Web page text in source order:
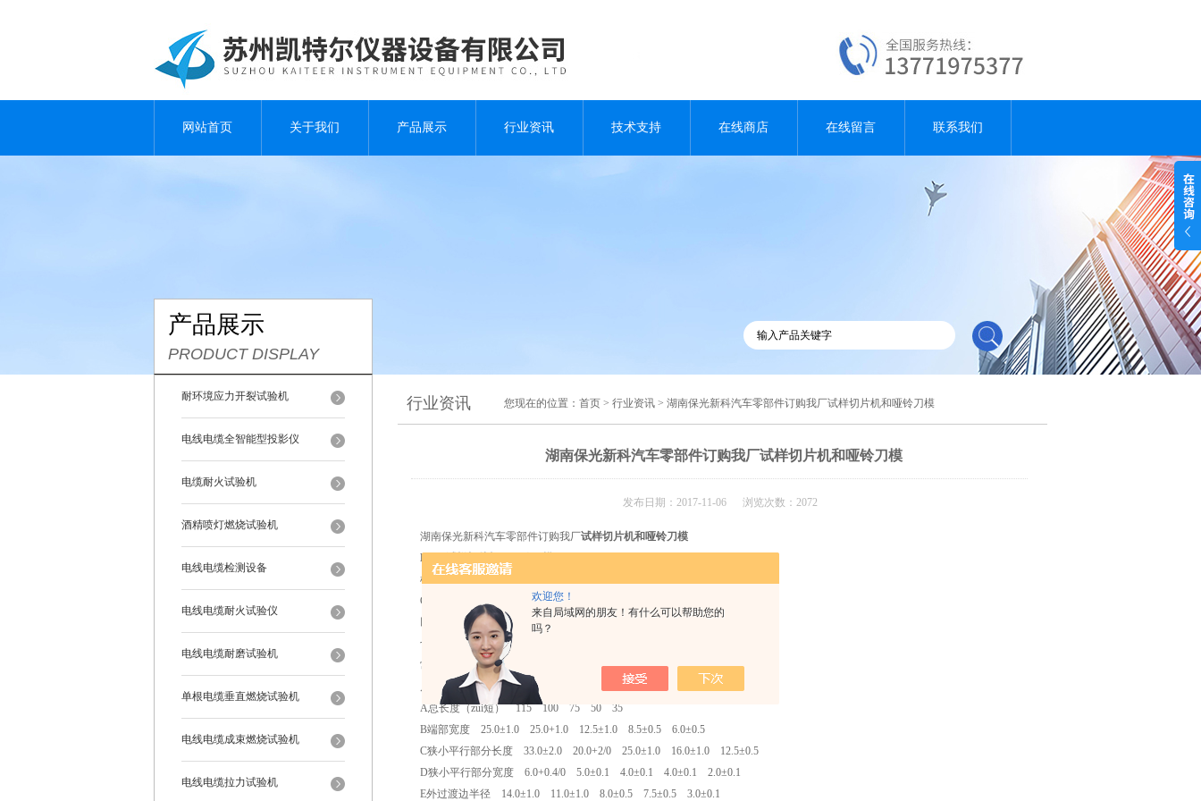
欢迎您！
来自局域网的朋友！有什么可以帮助您的
吗？
网站首页 关于我们 产品展示 行业资讯 技术支持 在线商店 在线留言 联系我们
产品展示
PRODUCT DISPLAY
耐环境应力开裂试验机
电线电缆全智能型投影仪
电缆耐火试验机
酒精喷灯燃烧试验机
电线电缆检测设备
电线电缆耐火试验仪
电线电缆耐磨试验机
单根电缆垂直燃烧试验机
电线电缆成束燃烧试验机
电线电缆拉力试验机
行业资讯 您现在的位置： 首页 > 行业资讯 > 湖南保光新科汽车零部件订购我厂试样切片机和哑铃刀模
湖南保光新科汽车零部件订购我厂试样切片机和哑铃刀模
发布日期：2017-11-06 浏览次数：2072
湖南保光新科汽车零部件订购我厂试样切片机和哑铃刀模
K-QP试样切片机及哑铃刀模
根据客户需要配置GB/T529-2008,GB/T528-2009，
GB/T2951.11-2008标准的刀模，切取橡胶标准试片
以供老化、热延伸、拉伸，撕裂强度测试。
切片机冲切行程65mm。
常规刀模型号如下:
尺寸 I型 1A型 2型 3型 4型
A总长度（zui短） 115 100 75 50 35
B端部宽度 25.0±1.0 25.0+1.0 12.5±1.0 8.5±0.5 6.0±0.5
C狭小平行部分长度 33.0±2.0 20.0+2/0 25.0±1.0 16.0±1.0 12.5±0.5
D狭小平行部分宽度 6.0+0.4/0 5.0±0.1 4.0±0.1 4.0±0.1 2.0±0.1
E外过渡边半径 14.0±1.0 11.0±1.0 8.0±0.5 7.5±0.5 3.0±0.1